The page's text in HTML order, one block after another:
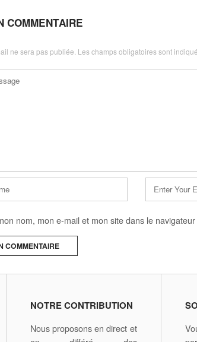
COMMENTAIRE
ne sera pas publiée. Les champs obligatoires sont
nom, mon e-mail et mon site dans le
NOTRE CONTRIBUTION
Nous proposons en direct et